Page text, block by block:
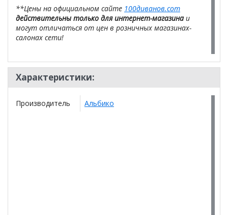
**Цены на официальном сайте 100диванов.com
действительны только для интернет-магазинаи
могут отличаться от цен в розничных магазинах-
салонах сети!
Характеристики:
Производитель Альбико